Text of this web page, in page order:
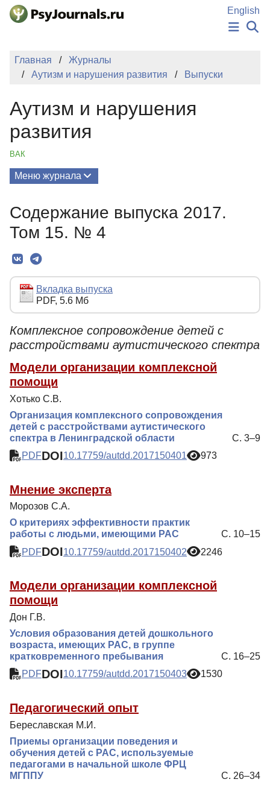
Перейти к основному содержанию
English
НОВОСТИ
АВТОРЫ
БАЗА ЗНАНИЙ
КЛЮЧЕВЫЕ СЛОВА
Регистрация
Главная
Журналы
Аутизм и нарушения развития
Выпуски
Аутизм и нарушения
развития
ВАК
Меню журнала
О Журнале
Редколлегия
Редакционная политика
Индексирование
Для авторов
Подписка
Контакты
Содержание выпуска 2017.
Том 15. № 4
Вкладка выпуска
PDF, 5.6 Мб
Комплексное сопровождение детей с
расстройствами аутистического спектра
Модели организации комплексной
помощи
Хотько С.В.
Организация комплексного сопровождения
детей с расстройствами аутистического
спектра в Ленинградской области
С. 3–9
PDFDOI10.17759/autdd.2017150401 973
Мнение эксперта
Морозов С.А.
О критериях эффективности практик
работы с людьми, имеющими РАС
С. 10–15
PDFDOI10.17759/autdd.2017150402 2246
Модели организации комплексной
помощи
Дон Г.В.
Условия образования детей дошкольного
возраста, имеющих РАС, в группе
кратковременного пребывания
С. 16–25
PDFDOI10.17759/autdd.2017150403 1530
Педагогический опыт
Береславская М.И.
Приемы организации поведения и
обучения детей с РАС, используемые
педагогами в начальной школе ФРЦ
МГППУ
С. 26–34